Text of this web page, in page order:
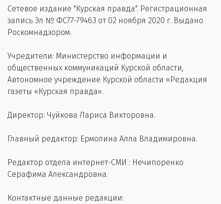
Сетевое издание "Курская правда". Регистрационная
запись Эл № ФС77-79463 от 02 ноября 2020 г. Выдано
Роскомнадзором.
Учредители: Министерство информации и
общественных коммуникаций Курской области,
Автономное учреждение Курской области «Редакция
газеты «Курская правда».
Директор: Чуйкова Лариса Викторовна.
Главный редактор: Ермолина Алла Владимировна.
Редактор отдела интернет-СМИ : Нечипоренко
Серафима Александровна.
Контактные данные редакции: